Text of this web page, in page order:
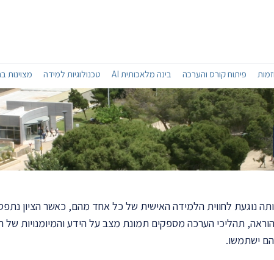
פיתוח קורס והערכה בינה מלאכותית AI טכנולוגיות למידה מצוינות
נוגעת לחווית הלמידה האישית של כל אחד מהם, כאשר הציון
תהליכי הערכה מספקים תמונת מצב על הידע והמיומנויות של
ישתמשו.